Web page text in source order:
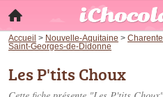
Accueil > Nouvelle-Aquitaine >
Saint-Georges-de-Didonne
Les P'tits Choux